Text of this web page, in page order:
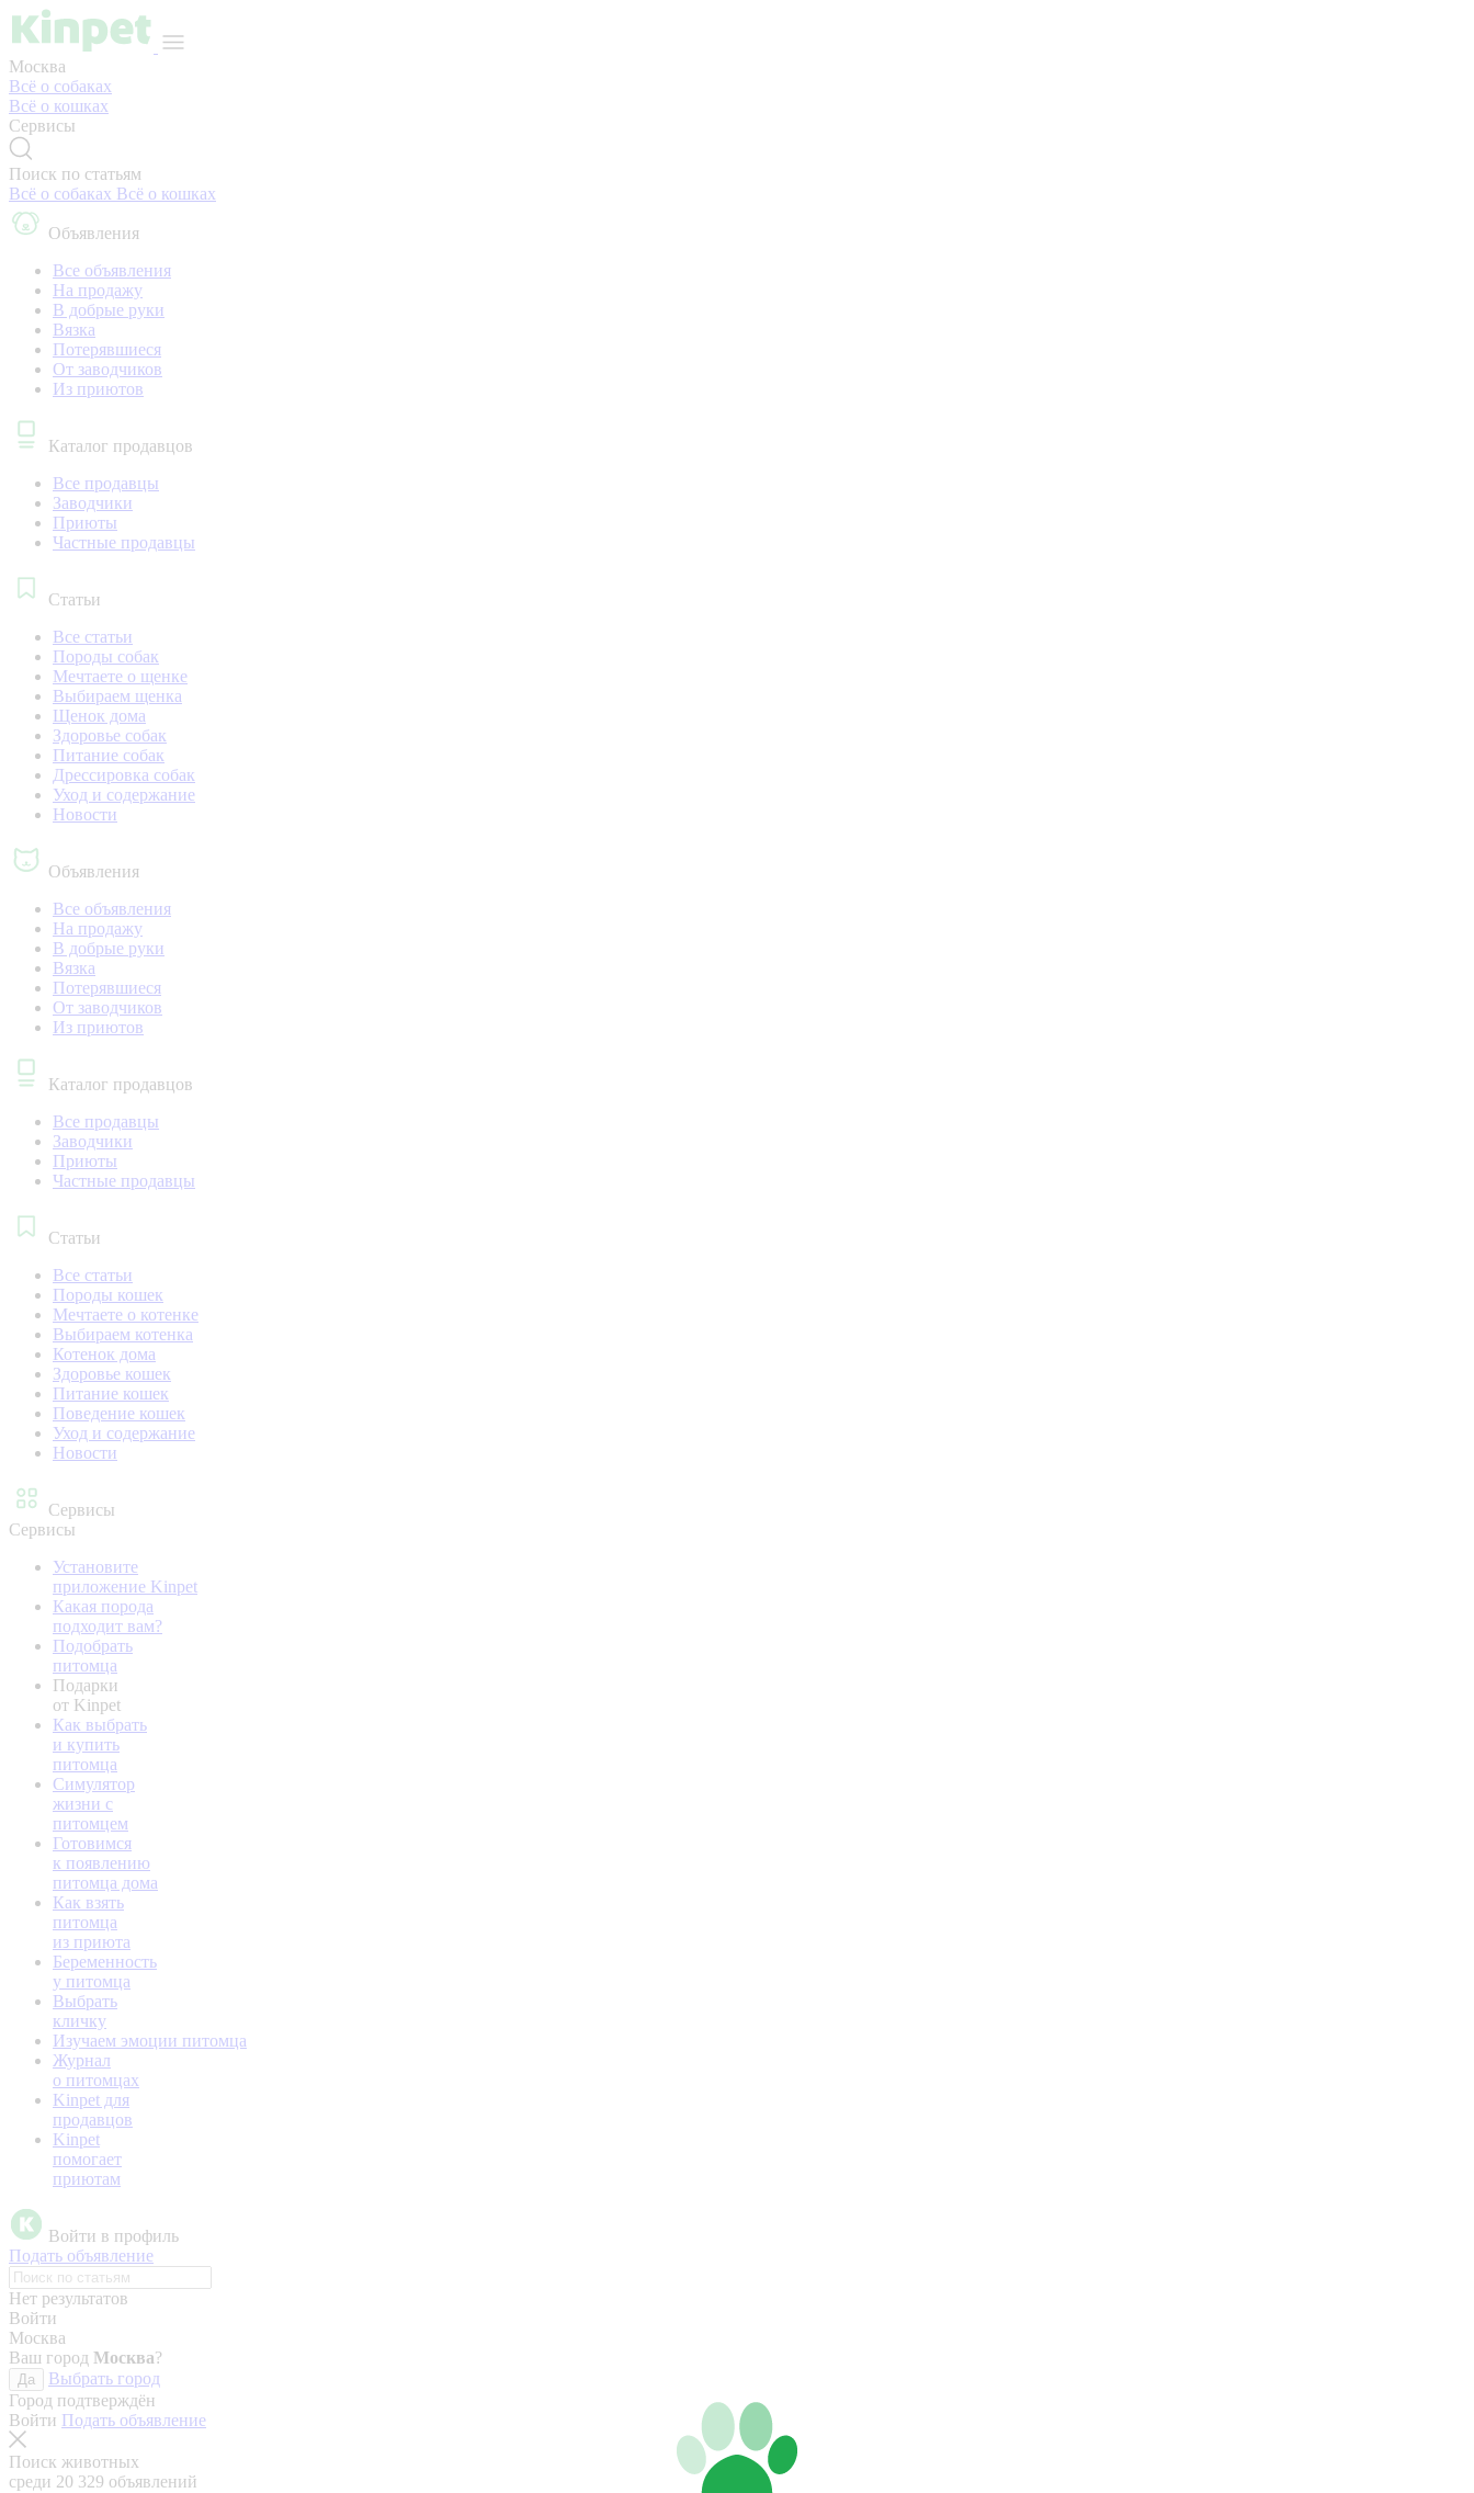
Москва
Всё о собаках
Всё о кошках
Сервисы
Поиск по статьям
Всё о собаках Всё о кошках
Объявления
Все объявления
На продажу
В добрые руки
Вязка
Потерявшиеся
От заводчиков
Из приютов
Каталог продавцов
Все продавцы
Заводчики
Приюты
Частные продавцы
Статьи
Все статьи
Породы собак
Мечтаете о щенке
Выбираем щенка
Щенок дома
Здоровье собак
Питание собак
Дрессировка собак
Уход и содержание
Новости
Объявления
Все объявления
На продажу
В добрые руки
Вязка
Потерявшиеся
От заводчиков
Из приютов
Каталог продавцов
Все продавцы
Заводчики
Приюты
Частные продавцы
Статьи
Все статьи
Породы кошек
Мечтаете о котенке
Выбираем котенка
Котенок дома
Здоровье кошек
Питание кошек
Поведение кошек
Уход и содержание
Новости
Сервисы
Сервисы
Установите
приложение Kinpet
Какая порода
подходит вам?
Подобрать
питомца
Подарки
от Kinpet
Как выбрать
и купить
питомца
Симулятор
жизни с
питомцем
Готовимся
к появлению
питомца дома
Как взять
питомца
из приюта
Беременность
у питомца
Выбрать
кличку
Изучаем эмоции питомца
Журнал
о питомцах
Kinpet для
продавцов
Kinpet
помогает
приютам
Войти в профиль
Подать объявление
Нет результатов
Войти
Москва
Ваш город Москва?
Да
Выбрать город
Город подтверждён
Войти Подать объявление
Поиск животных
среди 20 329 объявлений